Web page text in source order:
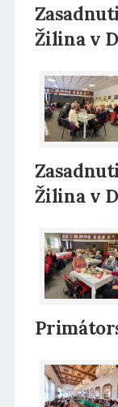
Žilina v
Žilina v